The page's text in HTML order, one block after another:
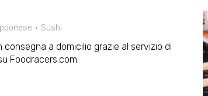
Sushi
a domicilio grazie al servizio di
Foodracers.com.